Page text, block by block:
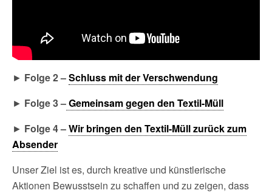
► Folge 2 –Schluss mit der Verschwendung
► Folge 3 –Gemeinsam gegen den Textil-Müll
► Folge 4 –Wir bringen den Textil-Müll zurück zum
Absender
Unser Ziel ist es, durch kreative und künstlerische
Aktionen Bewusstsein zu schaffen und zu zeigen, dass